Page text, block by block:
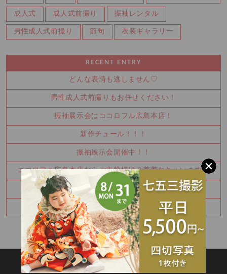
成人式 成人式前撮り 振袖レンタル
男性成人式前撮り 節句 衣装ギャラリー
RECENT ENTRY
どんな表情も逃しません♡
男性成人式前撮りもお任せください！
振袖展示会はココロフル広島本店！
新作チュール！！！
振袖展示会開催中！！
ココロフル広島本店ならご主役様は２着着れちゃいます！
モデル撮影参加ありがとうございました☺
振袖展示会開催します！